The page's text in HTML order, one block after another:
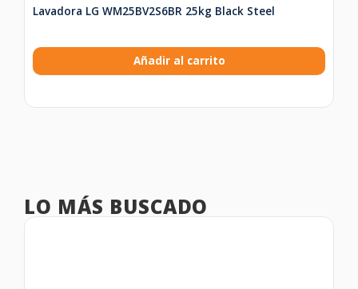
Lavadora LG WM25BV2S6BR 25kg Black Steel
Añadir al carrito
LO MÁS BUSCADO